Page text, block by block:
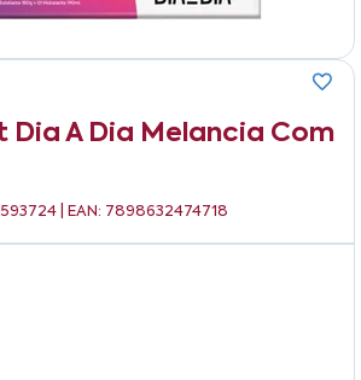
A Dia Melancia Com
| EAN: 7898632474718